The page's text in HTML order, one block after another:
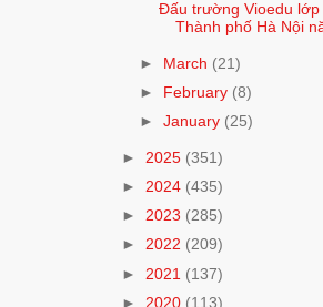
Đấu trường Vioedu lớp
Thành phố Hà Nội
► March (21)
►
February (8)
►January (25)
► 2025 (351)
► 2024 (435)
► 2023 (285)
► 2022 (209)
► 2021 (137)
► 2020 (113)